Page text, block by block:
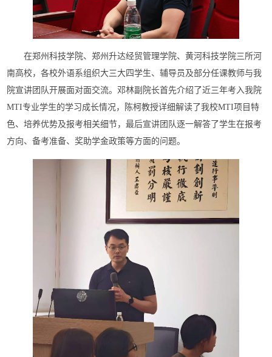
在郑州科技学院、郑州升达经贸管理学院、黄河科技学院三所河
南高校，各校外语系组织大三大四学生、辅导员及部分任课教师与我
院宣讲团队开展面对面交流。邓林副院长首先介绍了近三年考入我院
MTI专业学生的学习成长情况，陈柯教授详细解读了我校MTI项目特
色、培养优势及报考相关细节，最后宣讲团队逐一解答了学生在报考
方向、备考准备、奖助学金政策等方面的问题。